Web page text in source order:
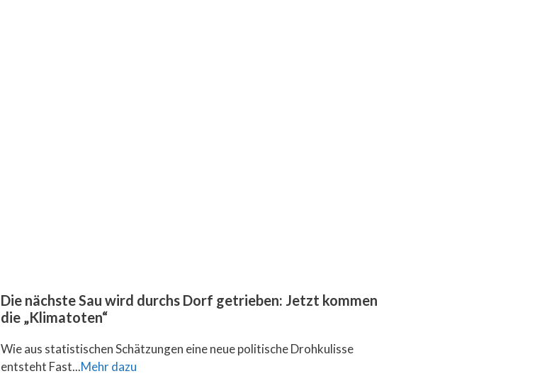
Die nächste Sau wird durchs Dorf getrieben: Jetzt kommen
die „Klimatoten“
Wie aus statistischen Schätzungen eine neue politische Drohkulisse
entsteht Fast...Mehr dazu